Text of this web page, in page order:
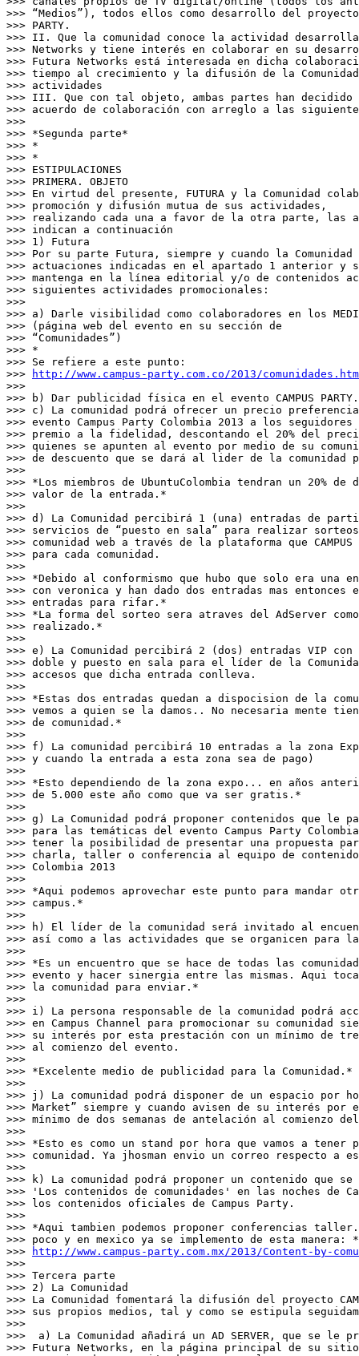
>>> “Medios”), todos ellos como desarrollo del proyecto
>>> PARTY.
>>> II. Que la comunidad conoce la actividad
>>> Networks y tiene interés en colaborar en su
>>> Futura Networks está interesada en dicha
>>> tiempo al crecimiento y la difusión de la
>>> actividades
>>> III. Que con tal objeto, ambas partes han
>>> acuerdo de colaboración con arreglo a las
>>>
>>> *Segunda parte*
>>> *
>>> *
>>> ESTIPULACIONES
>>> PRIMERA. OBJETO
>>> En virtud del presente, FUTURA y la Comunidad
>>> promoción y difusión mutua de sus actividades,
>>> realizando cada una a favor de la otra parte, las
>>> indican a continuación
>>> 1) Futura
>>> Por su parte Futura, siempre y cuando la
>>> actuaciones indicadas en el apartado 1 anterior y
>>> mantenga en la línea editorial y/o de contenidos
>>> siguientes actividades promocionales:
>>>
>>> a) Darle visibilidad como colaboradores en los
>>> (página web del evento en su sección de
>>> “Comunidades”)
>>> *
>>> Se refiere a este punto:
>>>
http://www.campus-party.com.co/2013/
>>>
>>> b) Dar publicidad física en el evento CAMPUS PARTY.
>>> c) La comunidad podrá ofrecer un precio
>>> evento Campus Party Colombia 2013 a los seguidores
>>> premio a la fidelidad, descontando el 20% del
>>> quienes se apunten al evento por medio de su
>>> de descuento que se dará al lider de la
>>>
>>> *Los miembros de UbuntuColombia tendran un 20% de
>>> valor de la entrada.*
>>>
>>> d) La Comunidad percibirá 1 (una) entradas de
>>> servicios de “puesto en sala” para realizar
>>> comunidad web a través de la plataforma que CAMPUS
>>> para cada comunidad.
>>>
>>> *Debido al conformismo que hubo que solo era una
>>> con veronica y han dado dos entradas mas
>>> entradas para rifar.*
>>> *La forma del sorteo sera atraves del AdServer
>>> realizado.*
>>>
>>> e) La Comunidad percibirá 2 (dos) entradas VIP
>>> doble y puesto en sala para el líder de la
>>> accesos que dicha entrada conlleva.
>>>
>>> *Estas dos entradas quedan a dispocision de la
>>> vemos a quien se la damos.. No necesaria mente
>>> de comunidad.*
>>>
>>> f) La comunidad percibirá 10 entradas a la zona
>>> y cuando la entrada a esta zona sea de pago)
>>>
>>> *Esto dependiendo de la zona expo... en años
>>> de 5.000 este año como que va ser gratis.*
>>>
>>> g) La Comunidad podrá proponer contenidos que le
>>> para las temáticas del evento Campus Party
>>> tener la posibilidad de presentar una propuesta
>>> charla, taller o conferencia al equipo de
>>> Colombia 2013
>>>
>>> *Aqui podemos aprovechar este punto para mandar
>>> campus.*
>>>
>>> h) El líder de la comunidad será invitado al
>>> así como a las actividades que se organicen para
>>>
>>> *Es un encuentro que se hace de todas las
>>> evento y hacer sinergia entre las mismas. Aqui
>>> la comunidad para enviar.*
>>>
>>> i) La persona responsable de la comunidad podrá
>>> en Campus Channel para promocionar su comunidad
>>> su interés por esta prestación con un mínimo de
>>> al comienzo del evento.
>>>
>>> *Excelente medio de publicidad para la Comunidad.*
>>>
>>> j) La comunidad podrá disponer de un espacio por
>>> Market” siempre y cuando avisen de su interés por
>>> mínimo de dos semanas de antelación al comienzo
>>>
>>> *Esto es como un stand por hora que vamos a tener
>>> comunidad. Ya jhosman envio un correo respecto a
>>>
>>> k) La comunidad podrá proponer un contenido que
>>> 'Los contenidos de comunidades' en las noches de
>>> los contenidos oficiales de Campus Party.
>>>
>>> *Aqui tambien podemos proponer conferencias
>>> poco y en mexico ya se implemento de esta manera:
>>>
http://www.campus-party.com.mx/2013/Content-by-
>>>
>>> Tercera parte
>>> 2) La Comunidad
>>> La Comunidad fomentará la difusión del proyecto
>>> sus propios medios, tal y como se estipula
>>>
>>>  a) La Comunidad añadirá un AD SERVER, que se le
>>> Futura Networks, en la página principal de su sitio